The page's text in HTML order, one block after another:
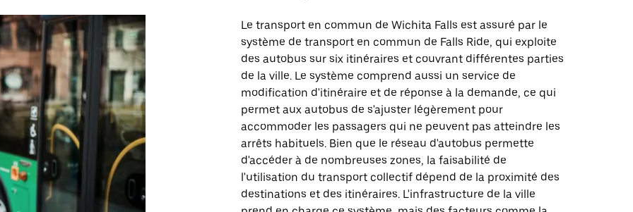
Le transport en commun de Wichita Falls est assuré par le
système de transport en commun de Falls Ride, qui exploite
des autobus sur six itinéraires et couvrant différentes parties
de la ville. Le système comprend aussi un service de
modification d'itinéraire et de réponse à la demande, ce qui
permet aux autobus de s'ajuster légèrement pour
accommoder les passagers qui ne peuvent pas atteindre les
arrêts habituels. Bien que le réseau d'autobus permette
d'accéder à de nombreuses zones, la faisabilité de
l'utilisation du transport collectif dépend de la proximité des
destinations et des itinéraires. L'infrastructure de la ville